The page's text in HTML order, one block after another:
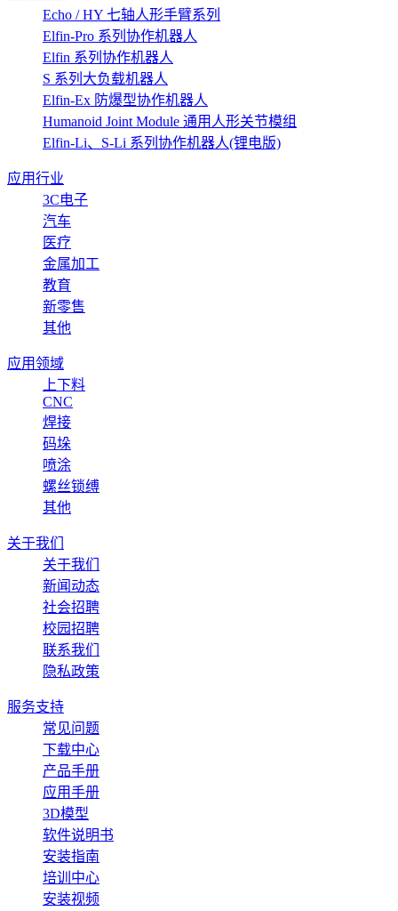
Echo / HY 七轴人形手臂系列
Elfin-Pro 系列协作机器人
Elfin 系列协作机器人
S 系列大负载机器人
Elfin-Ex 防爆型协作机器人
Humanoid Joint Module 通用人形关节模组
Elfin-Li、S-Li 系列协作机器人(锂电版)
应用行业
3C电子
汽车
医疗
金属加工
教育
新零售
其他
应用领域
上下料
CNC
焊接
码垛
喷涂
螺丝锁缚
其他
关于我们
关于我们
新闻动态
社会招聘
校园招聘
联系我们
隐私政策
服务支持
常见问题
下载中心
产品手册
应用手册
3D模型
软件说明书
安装指南
培训中心
安装视频